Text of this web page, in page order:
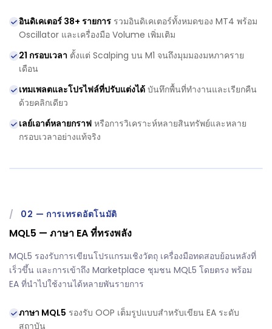
อินดิเคเตอร์ 38+ รายการ รวมอินดิเคเตอร์ทั้งหมดของ MT4 พร้อม
Oscillator และเครื่องมือ Volume เพิ่มเติม
21 กรอบเวลา ตั้งแต่ Scalping บน M1 จนถึงมุมมองมหภาคราย
เดือน
เทมเพลตและโปรไฟล์ที่ปรับแต่งได้ บันทึกพื้นที่ทำงานและเรียกคืน
ด้วยคลิกเดียว
เลย์เอาต์หลายกราฟ หรือการวิเคราะห์หลายสินทรัพย์และหลาย
กรอบเวลาอย่างแท้จริง
/ 02 — การเทรดอัตโนมัติ
MQL5 — ภาษา EA ที่ทรงพลัง
MQL5 รองรับการเขียนโปรแกรมเชิงวัตถุ เครื่องมือทดสอบย้อนหลังที่
เร็วขึ้น และการเข้าถึง Marketplace ชุมชน MQL5 โดยตรง พร้อม
EA ที่นำไปใช้งานได้หลายพันรายการ
ภาษา MQL5 รองรับ OOP เต็มรูปแบบสำหรับเขียน EA ระดับ
สถาบัน